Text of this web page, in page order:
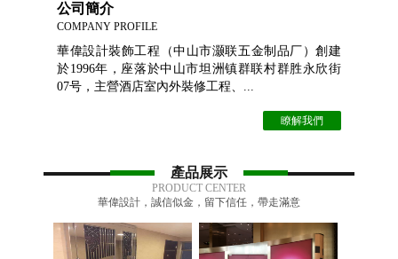
公司簡介
COMPANY PROFILE
華偉設計裝飾工程（中山市灏联五金制品厂）創建
於1996年，座落於中山市坦洲镇群联村群胜永欣街
07号，主營酒店室內外裝修工程、...
瞭解我們
產品展示
PRODUCT CENTER
華偉設計，誠信似金，留下信任，帶走滿意